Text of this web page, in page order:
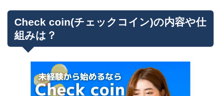
Check coin(チェックコイン)の内容や仕
組みは？